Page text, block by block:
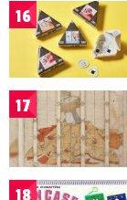
16
17
18